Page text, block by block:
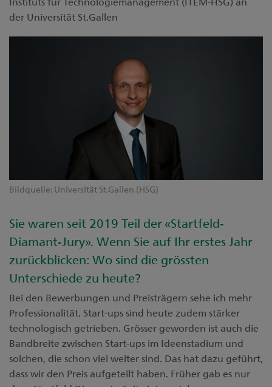
der Universität St.Gallen
Bildquelle: Universität St.Gallen (HSG)
Sie waren seit 2019 Teil der «Startfeld-
Diamant-Jury». Wenn Sie auf Ihr erstes Jahr
zurückblicken: Wo sind die grössten
Unterschiede zu heute?
Bei den Bewerbungen und Preisträgern sehe ich mehr
Professionalität. Start-ups sind heute zudem stärker
technologisch getrieben. Grösser geworden ist auch die
Bandbreite zwischen Start-ups im Ideenstadium und
solchen, die schon viel weiter sind. Das hat dazu geführt,
dass wir den Preis aufgeteilt haben. Früher gab es nur